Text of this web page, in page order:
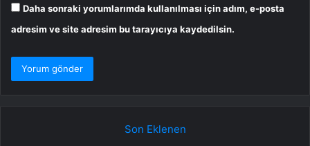
Daha sonraki yorumlarımda kullanılması için adım, e-posta
adresim ve site adresim bu tarayıcıya kaydedilsin.
Son Eklenen